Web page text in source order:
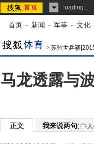
loading...
首页 - 新闻 - 军事 - 文化
> 苏州世乒赛
马龙透露与
正文 我来说两句(